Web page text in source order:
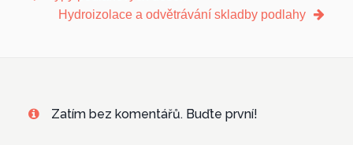
Hydroizolace a odvětrávání skladby podlahy
Zatím bez komentářů. Buďte první!